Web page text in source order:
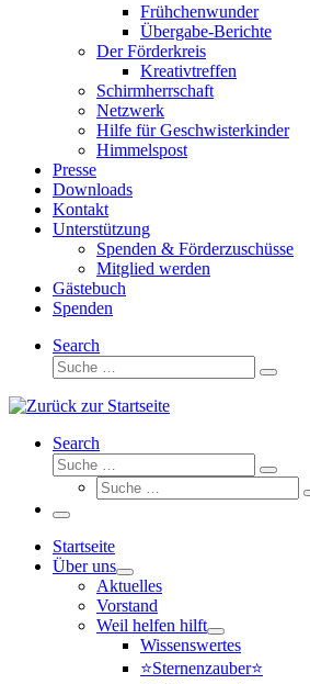
Frühchenwunder
Übergabe-Berichte
Der Förderkreis
Kreativtreffen
Schirmherrschaft
Netzwerk
Hilfe für Geschwisterkinder
Himmelspost
Presse
Downloads
Kontakt
Unterstützung
Spenden & Förderzuschüsse
Mitglied werden
Gästebuch
Spenden
Search
Suche
Suche
Search
Suche
Suche
Suche
Menü
Startseite
Über uns
Aktuelles
Vorstand
Weil helfen hilft
Wissenswertes
⭐Sternenzauber⭐